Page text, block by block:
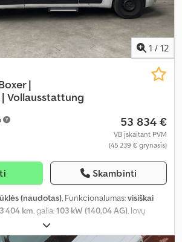
lovos, virtuvė transporto
padangos, vonios kambarys,
1 / 12
|
Vollausstattung
53 834 €
VB įskaitant PVM
(45 239 € grynasis)
Skambinti
(naudotas), Funkcionalumas:visiškai
404 km, galia:103 kW (140,04 AG), lovų
skaičius:4
balta, bendras ilgis:5 990 mm, bendras